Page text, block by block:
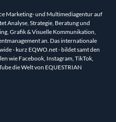
Marketing- und Multimediagentur auf
Analyse, Strategie, Beratung und
Grafik & Visuelle Kommunikation,
an. Das internationale
- kurz EQWO.net - bildet samt den
wie Facebook, Instagram, TikTok,
die Welt von EQUESTRIAN